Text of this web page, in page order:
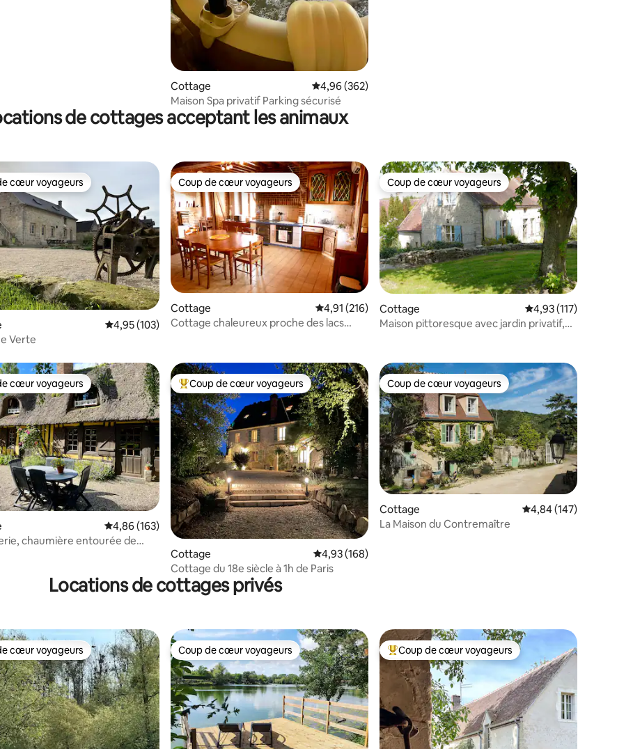
Cottage Évaluation moyenne sur la base de 362 commentaires : 4,96 sur 5
4,96 (362)
Maison Spa privatif Parking sécurisé
de cottages acceptant les animaux
la base de 135 commentaires : 4,92 sur 5
cœur voyageurs
cœur voyageurs
Évaluation moyenne sur la base de 103 commentaires : 4,95 sur 5
4,95 (103)
Verte
Coup de cœur voyageurs
Coup de cœur voyageurs
Cottage Évaluation moyenne sur la base de 216 commentaires : 4,91 sur 5
4,91 (216)
Cottage chaleureux proche des lacs
Coup de cœur voyageurs
Coup de cœur voyageurs
Cottage Évaluation moyenne
4,93 (117)
Maison pittoresque avec jardin privatif,
la base de 141 commentaires : 4,87 sur 5
cœur voyageurs
cœur voyageurs
Évaluation moyenne sur la base de 163 commentaires : 4,86 sur 5
4,86 (163)
chaumière entourée de
Coups de cœur voyageurs les plus appréciés
Coup de cœur voyageurs
Cottage Évaluation moyenne sur la base de 168 commentaires : 4,93 sur 5
4,93 (168)
Cottage du 18e siècle à 1h de Paris
Coup de cœur voyageurs
Coup de cœur voyageurs
Cottage Évaluation moyenne
4,84 (147)
La Maison du Contremaître
Locations de cottages privés
cœur voyageurs
cœur voyageurs Coup de cœur voyageurs
Coup de cœur voyageurs Coups de cœur voyageurs les plus appréciés
Coup de cœur voyageurs